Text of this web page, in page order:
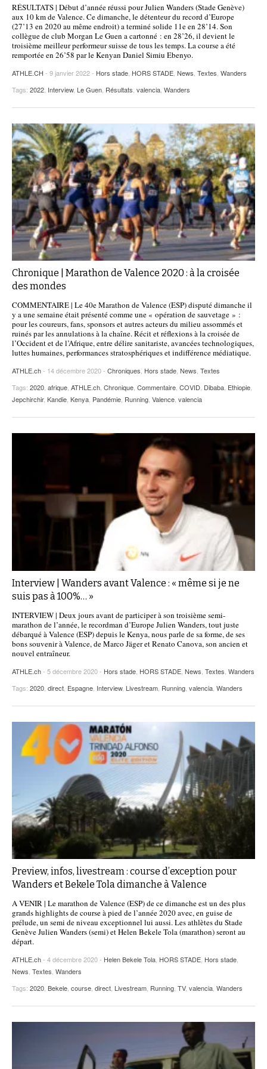
POURQUOI ATHLE.CH ?
ATHLE.CH RÉGIONS | VAUD
HIGHLIGHTS
LIVRES
RÉSULTATS | Début d’année réussi pour Julien Wanders (Stade Genève)
aux 10 km de Valence. Ce dimanche, le détenteur du record d’Europe
(27’13 en 2020 au même endroit) a terminé solide 11e en 28’14. Son
collègue de club Morgan Le Guen a cartonné : en 28’26, il devient le
troisième meilleur performeur suisse de tous les temps. La course a été
remportée en 26’58 par le Kenyan Daniel Simiu Ebenyo.
ATHLE.CH - 9 janvier 2022 - Hors stade HORS STADE News Textes Wanders
Tags: 2022 Interview, Le Guen Résultats valencia Wanders
Chronique | Marathon de Valence 2020 : à la croisée
des mondes
COMMENTAIRE | Le 40e Marathon de Valence (ESP) disputé dimanche il
y a une semaine était présenté comme une « opération de sauvetage » :
pour les coureurs, fans, sponsors et autres acteurs du milieu assommés et
ruinés par les annulations à la chaîne. Récit et réflexions à la croisée de
l’Occident et de l’Afrique, entre délire sanitariste, avancées technologiques,
luttes humaines, performances stratosphériques et indifférence médiatique.
ATHLE.ch- 14 décembre 2020 - Chroniques Hors stade News Textes
Tags: 2020 afrique ATHLE.ch Chronique Commentaire COVID Dibaba Ethiopie
Jepchirchir, Kandie Kenya Pandémie Running Valence valencia
Interview | Wanders avant Valence : « même si je ne
suis pas à 100%… »
INTERVIEW | Deux jours avant de participer à son troisième semi-
marathon de l’année, le recordman d’Europe Julien Wanders, tout juste
débarqué à Valence (ESP) depuis le Kenya, nous parle de sa forme, de ses
bons souvenir à Valence, de Marco Jäger et Renato Canova, son ancien et
nouvel entraîneur.
ATHLE.ch- 5 décembre 2020 - Hors stade HORS STADE News Textes Wanders
Tags: 2020 direct Espagne Interview, Livestream Running valencia Wanders
Preview, infos, livestream : course d’exception pour
Wanders et Bekele Tola dimanche à Valence
A VENIR | Le marathon de Valence (ESP) de ce dimanche est un des plus
grands highlights de course à pied de l’année 2020 avec, en guise de
prélude, un semi de niveau exceptionnel lui aussi. Les athlètes du Stade
Genève Julien Wanders (semi) et Helen Bekele Tola (marathon) seront au
départ.
ATHLE.ch- 4 décembre 2020 - Helen Bekele Tola, HORS STADE, Hors stade,
News, Textes, Wanders
Tags: 2020, Bekele, course, direct, Livestream, Running, TV, valencia, Wanders